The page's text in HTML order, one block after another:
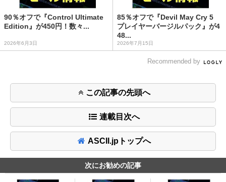
90％オフで『Control Ultimate
Edition』が450円！数々...
2026年6月3日
85％オフで『Devil May Cry 5
プレイヤーバージルパック』が4
48...
2026年7月15日
Recommended by
この記事の先頭へ
連載目次へ
ASCII.jpトップへ
次にお勧めの記事